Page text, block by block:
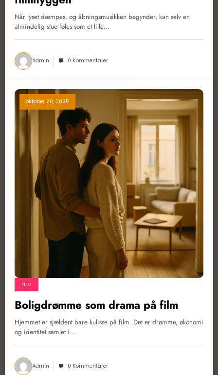
Når lyset dæmpes, og åbningsmusikken begynder, kan selv en
almindelig stue føles som et lille…
Admin 0 Kommentarer
oktober 20, 2025
FILM
Boligdrømme som drama på film
Hjemmet er sjældent bare kulisse på film. Det er drømme, økonomi
og identitet samlet i…
Admin 0 Kommentarer